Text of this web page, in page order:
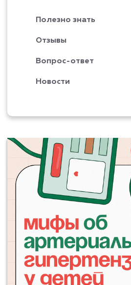
Полезно знать
Отзывы
Вопрос-ответ
Новости